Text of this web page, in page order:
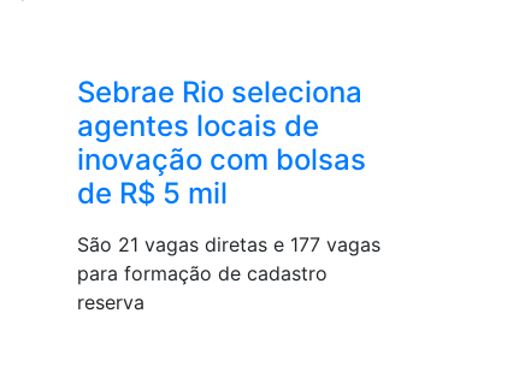
Sebrae Rio seleciona
agentes locais de
inovação com bolsas
de R$ 5 mil
São 21 vagas diretas e 177 vagas
para formação de cadastro
reserva